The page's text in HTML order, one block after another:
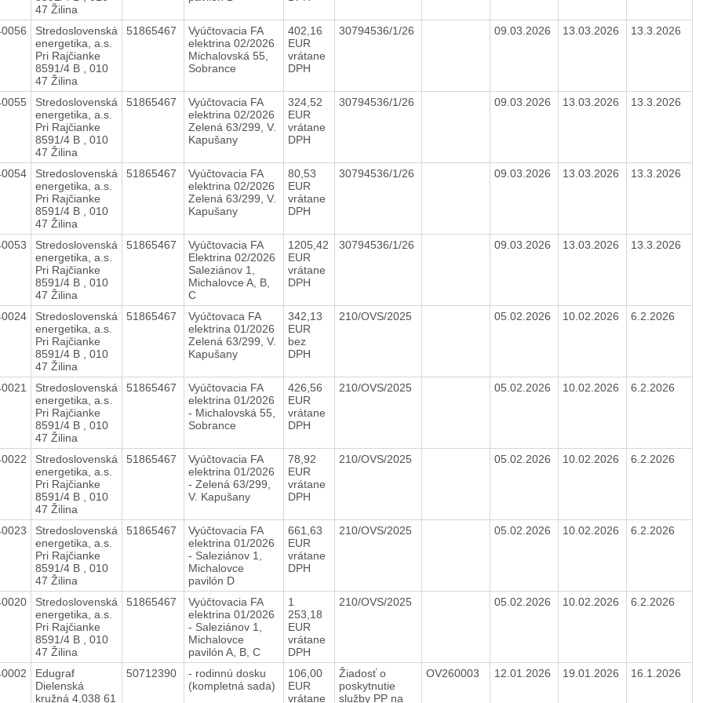
47 Žilina
Stredoslovenská
energetika, a.s.
Pri Rajčianke
8591/4 B , 010
47 Žilina
51865467
Vyúčtovacia FA
elektrina 02/2026
Michalovská 55,
Sobrance
402,16
EUR
vrátane
DPH
30794536/1/26 09.03.2026 13.03.2026 13.3.2026
Stredoslovenská
energetika, a.s.
Pri Rajčianke
8591/4 B , 010
47 Žilina
51865467
Vyúčtovacia FA
elektrina 02/2026
Zelená 63/299, V.
Kapušany
324,52
EUR
vrátane
DPH
30794536/1/26 09.03.2026 13.03.2026 13.3.2026
Stredoslovenská
energetika, a.s.
Pri Rajčianke
8591/4 B , 010
47 Žilina
51865467
Vyúčtovacia FA
elektrina 02/2026
Zelená 63/299, V.
Kapušany
80,53
EUR
vrátane
DPH
30794536/1/26 09.03.2026 13.03.2026 13.3.2026
Stredoslovenská
energetika, a.s.
Pri Rajčianke
8591/4 B , 010
47 Žilina
51865467
Vyúčtovacia FA
Elektrina 02/2026
Saleziánov 1,
Michalovce A, B,
C
1205,42
EUR
vrátane
DPH
30794536/1/26 09.03.2026 13.03.2026 13.3.2026
Stredoslovenská
energetika, a.s.
Pri Rajčianke
8591/4 B , 010
47 Žilina
51865467
Vyúčtovaca FA
elektrina 01/2026
Zelená 63/299, V.
Kapušany
342,13
EUR
bez
DPH
210/OVS/2025 05.02.2026 10.02.2026 6.2.2026
Stredoslovenská
energetika, a.s.
Pri Rajčianke
8591/4 B , 010
47 Žilina
51865467
Vyúčtovacia FA
elektrina 01/2026
- Michalovská 55,
Sobrance
426,56
EUR
vrátane
DPH
210/OVS/2025 05.02.2026 10.02.2026 6.2.2026
Stredoslovenská
energetika, a.s.
Pri Rajčianke
8591/4 B , 010
47 Žilina
51865467
Vyúčtovacia FA
elektrina 01/2026
- Zelená 63/299,
V. Kapušany
78,92
EUR
vrátane
DPH
210/OVS/2025 05.02.2026 10.02.2026 6.2.2026
Stredoslovenská
energetika, a.s.
Pri Rajčianke
8591/4 B , 010
47 Žilina
51865467
Vyúčtovacia FA
elektrina 01/2026
- Saleziánov 1,
Michalovce
pavilón D
661,63
EUR
vrátane
DPH
210/OVS/2025 05.02.2026 10.02.2026 6.2.2026
Stredoslovenská
energetika, a.s.
Pri Rajčianke
8591/4 B , 010
47 Žilina
51865467
Vyúčtovacia FA
elektrina 01/2026
- Saleziánov 1,
Michalovce
pavilón A, B, C
1
253,18
EUR
vrátane
DPH
210/OVS/2025 05.02.2026 10.02.2026 6.2.2026
Edugraf
Dielenská
kružná 4,038 61
50712390
- rodinnú dosku
(kompletná sada)
106,00
EUR
vrátane
Žiadosť o
poskytnutie
služby PP na
OV260003 12.01.2026 19.01.2026 16.1.2026